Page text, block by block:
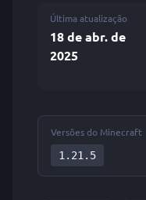
Última atualização
18 de abr. de
2025
Versões do Minecraft
1.21.5